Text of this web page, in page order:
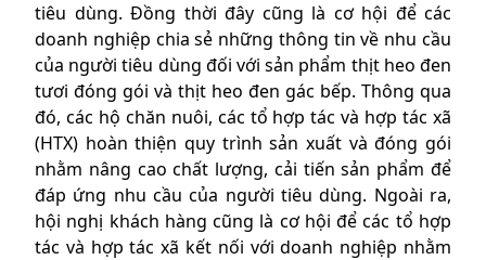
tiêu dùng. Đồng thời đây cũng là cơ hội để các
doanh nghiệp chia sẻ những thông tin về nhu cầu
của người tiêu dùng đối với sản phẩm thịt heo đen
tươi đóng gói và thịt heo đen gác bếp. Thông qua
đó, các hộ chăn nuôi, các tổ hợp tác và hợp tác xã
(HTX) hoàn thiện quy trình sản xuất và đóng gói
nhằm nâng cao chất lượng, cải tiến sản phẩm để
đáp ứng nhu cầu của người tiêu dùng. Ngoài ra,
hội nghị khách hàng cũng là cơ hội để các tổ hợp
tác và hợp tác xã kết nối với doanh nghiệp nhằm